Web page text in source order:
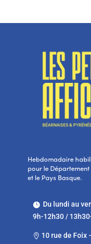
Hebdomadaire
pour le Département
et le Pays Basque.
Du lundi au
9h-12h30 /
 10 rue de Foix